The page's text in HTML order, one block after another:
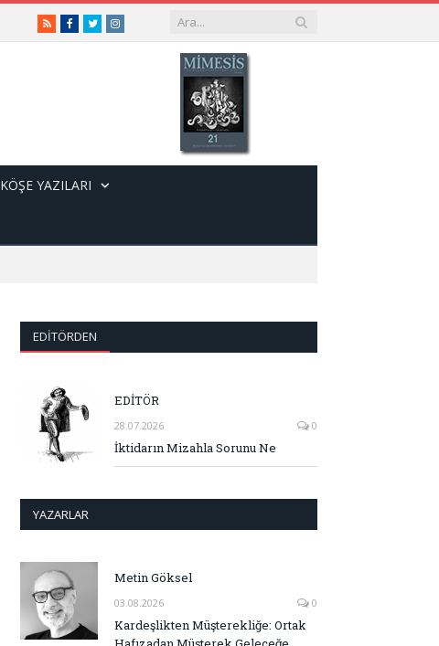
RSSFacebook
TwitterInstagram
KÖŞE YAZILARI
EDITÖRDEN
EDİTÖR
28.07.2026 0
İktidarın Mizahla Sorunu Ne
YAZARLAR
Metin Göksel
03.08.2026 0
Kardeşlikten Müşterekliğe: Ortak